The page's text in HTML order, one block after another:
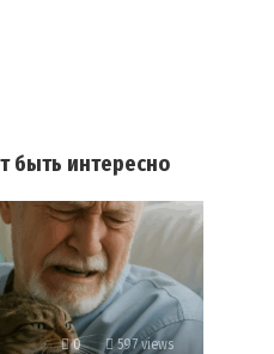
быть интересно
0 597 views